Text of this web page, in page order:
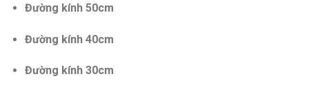
Đường kính 50cm
Đường kính 40cm
Đường kính 30cm